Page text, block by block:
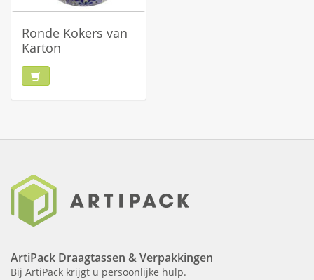
Ronde Kokers van
Karton
ArtiPack Draagtassen & Verpakkingen
Bij ArtiPack krijgt u persoonlijke hulp.